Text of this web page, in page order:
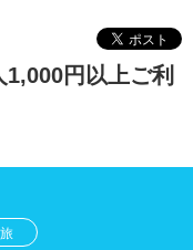
円以上ご利